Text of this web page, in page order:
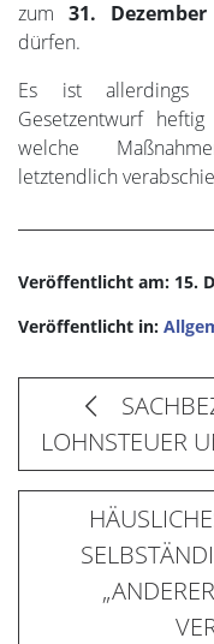
zum31.
dürfen.
Es ist allerdings
Gesetzentwurf
welche
letztendlich
Veröffentlicht am: 15.
Veröffentlicht in:
LOHNSTEUER